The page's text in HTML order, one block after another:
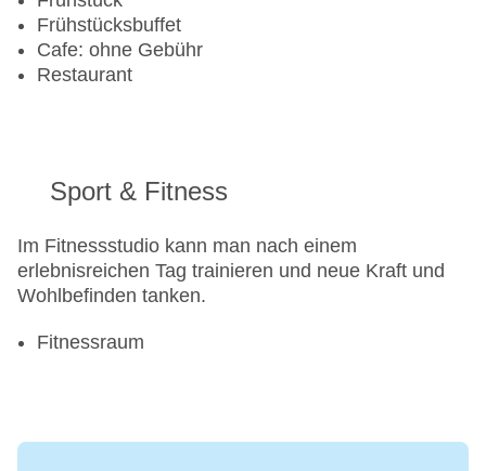
Frühstücksbuffet
Cafe: ohne Gebühr
Restaurant
Sport & Fitness
Im Fitnessstudio kann man nach einem
erlebnisreichen Tag trainieren und neue Kraft und
Wohlbefinden tanken.
Fitnessraum